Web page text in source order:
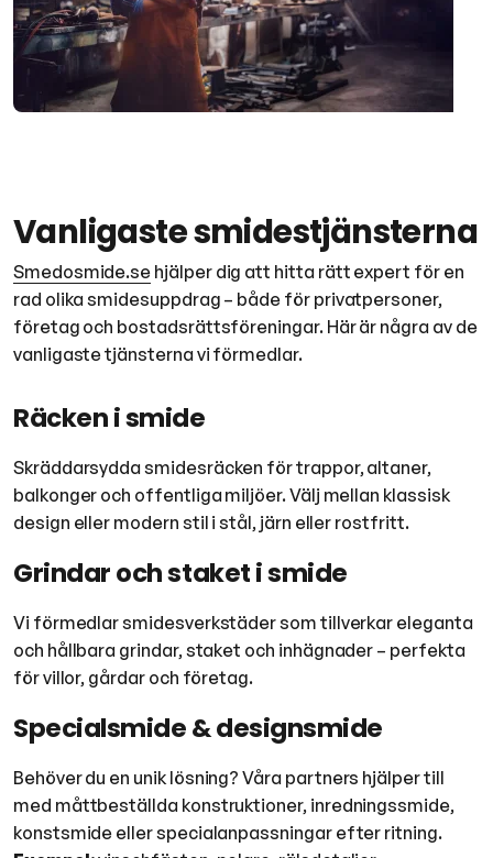
Vanligaste smidestjänsterna
Smedosmide.se hjälper dig att hitta rätt expert för en
rad olika smidesuppdrag – både för privatpersoner,
företag och bostadsrättsföreningar. Här är några av de
vanligaste tjänsterna vi förmedlar.
Räcken i smide
Skräddarsydda smidesräcken för trappor, altaner,
balkonger och offentliga miljöer. Välj mellan klassisk
design eller modern stil i stål, järn eller rostfritt.
Grindar och staket i smide
Vi förmedlar smidesverkstäder som tillverkar eleganta
och hållbara grindar, staket och inhägnader – perfekta
för villor, gårdar och företag.
Specialsmide & designsmide
Behöver du en unik lösning? Våra partners hjälper till
med måttbeställda konstruktioner, inredningssmide,
konstsmide eller specialanpassningar efter ritning.